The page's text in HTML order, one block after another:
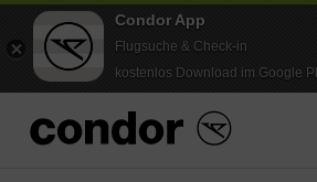
Condor App
Flugsuche & Check-in
kostenlos Download im Google